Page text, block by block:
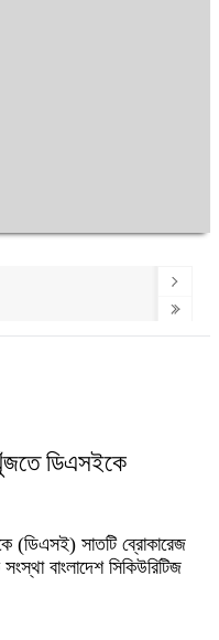
ডিএসইকে
(ডিএসই) সাতটি ব্রোকারেজ
বাংলাদেশ সিকিউরিটিজ